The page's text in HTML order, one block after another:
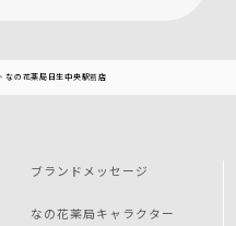
なの花薬局日生中央駅前店
ブランドメッセージ
なの花薬局キャラクター